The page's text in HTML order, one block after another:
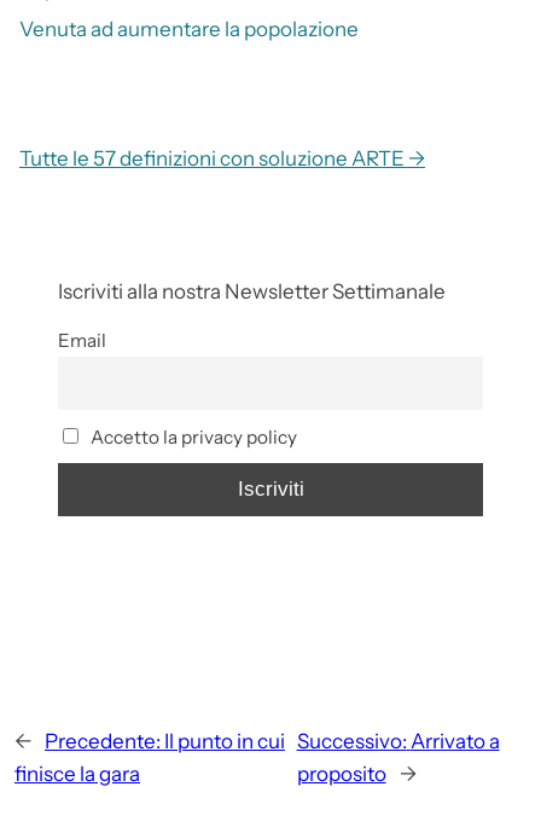
Venuta ad aumentare la popolazione
Tutte le 57 definizioni con soluzione ARTE →
Iscriviti alla nostra Newsletter Settimanale
Email
Accetto la privacy policy
← Precedente: Il punto in cui
finisce la gara
Successivo: Arrivato a
proposito
→